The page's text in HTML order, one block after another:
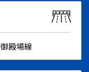
御殿場線